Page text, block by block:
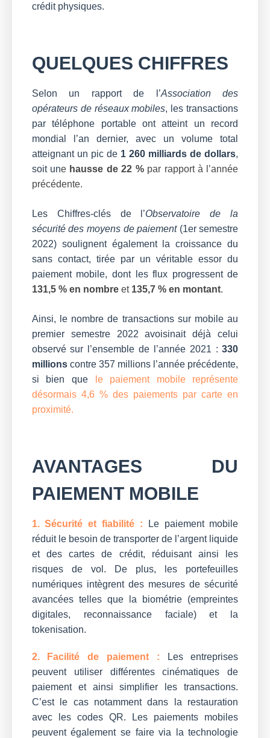
crédit physiques.
QUELQUES CHIFFRES
Selon un rapport de l’Association des
opérateurs de réseaux mobiles, les transactions
par téléphone portable ont atteint un record
mondial l’an dernier, avec un volume total
atteignant un pic de 1 260 milliards de dollars,
soit une hausse de 22 %par rapport à l’année
précédente.
Les Chiffres-clés de l’Observatoire de la
sécurité des moyens de paiement(1er semestre
2022) soulignent également la croissance du
sans contact, tirée par un véritable essor du
paiement mobile, dont les flux progressent de
131,5 % en nombreet 135,7 % en montant.
Ainsi, le nombre de transactions sur mobile au
premier semestre 2022 avoisinait déjà celui
observé sur l’ensemble de l’année 2021 : 330
millionscontre 357 millions l’année précédente,
si bien que
le paiement mobile représente
désormais 4,6 % des paiements par carte en
proximité.
AVANTAGES DU
PAIEMENT MOBILE
1. Sécurité et fiabilité : Le paiement mobile
réduit le besoin de transporter de l’argent liquide
et des cartes de crédit, réduisant ainsi les
risques de vol. De plus, les portefeuilles
numériques intègrent des mesures de sécurité
avancées telles que la biométrie (empreintes
digitales, reconnaissance faciale) et la
tokenisation.
2. Facilité de paiement :
Les entreprises
peuvent utiliser différentes cinématiques de
paiement et ainsi simplifier les transactions.
C’est le cas notamment dans la restauration
avec les codes QR. Les paiements mobiles
peuvent également se faire via la technologie